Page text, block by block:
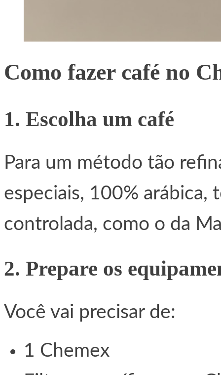
Como fazer café no
1. Escolha um café
Para um método tão
especiais, 100% arábica,
controlada, como o da
2. Prepare os
Você vai precisar de:
1 Chemex